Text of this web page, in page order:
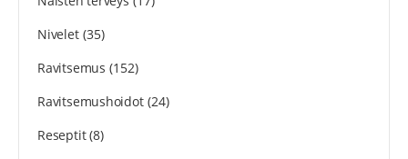
Nivelet(35)
Ravitsemus (152)
Ravitsemushoidot(24)
Reseptit(8)